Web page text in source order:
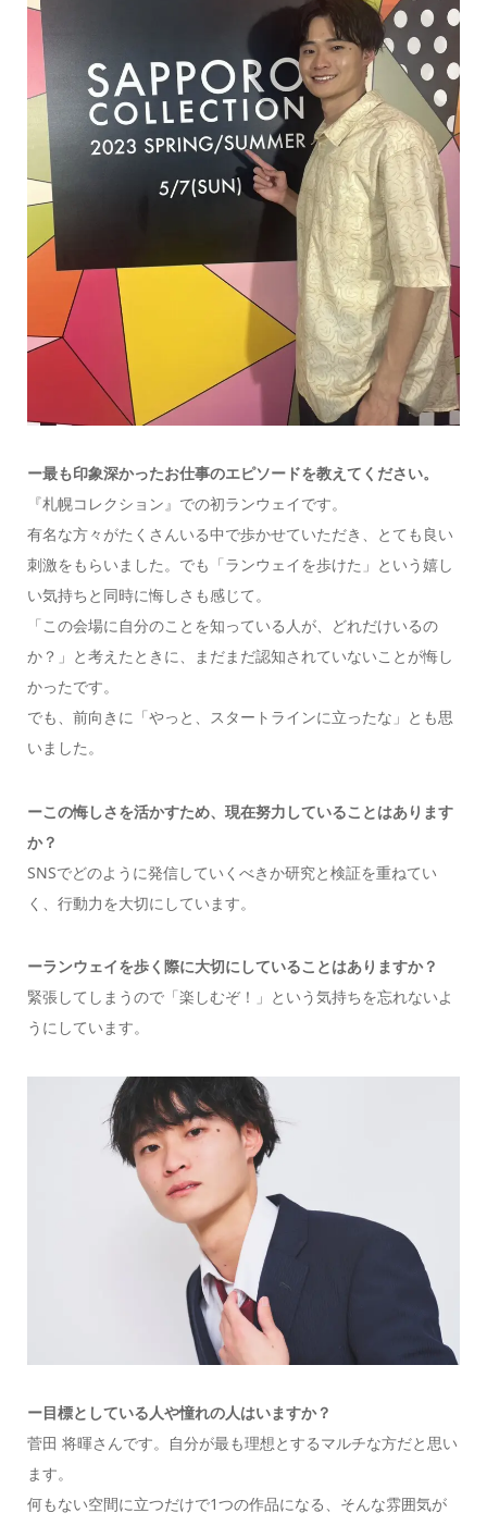
ー最も印象深かったお仕事のエピソードを教えてください。
『札幌コレクション』での初ランウェイです。
有名な方々がたくさんいる中で歩かせていただき、とても良い
刺激をもらいました。でも「ランウェイを歩けた」という嬉し
い気持ちと同時に悔しさも感じて。
「この会場に自分のことを知っている人が、どれだけいるの
か？」と考えたときに、まだまだ認知されていないことが悔し
かったです。
でも、前向きに「やっと、スタートラインに立ったな」とも思
いました。
ーこの悔しさを活かすため、現在努力していることはあります
か？
SNSでどのように発信していくべきか研究と検証を重ねてい
く、行動力を大切にしています。
ーランウェイを歩く際に大切にしていることはありますか？
緊張してしまうので「楽しむぞ！」という気持ちを忘れないよ
うにしています。
ー目標としている人や憧れの人はいますか？
菅田 将暉さんです。自分が最も理想とするマルチな方だと思い
ます。
何もない空間に立つだけで1つの作品になる、そんな雰囲気が